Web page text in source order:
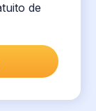
de